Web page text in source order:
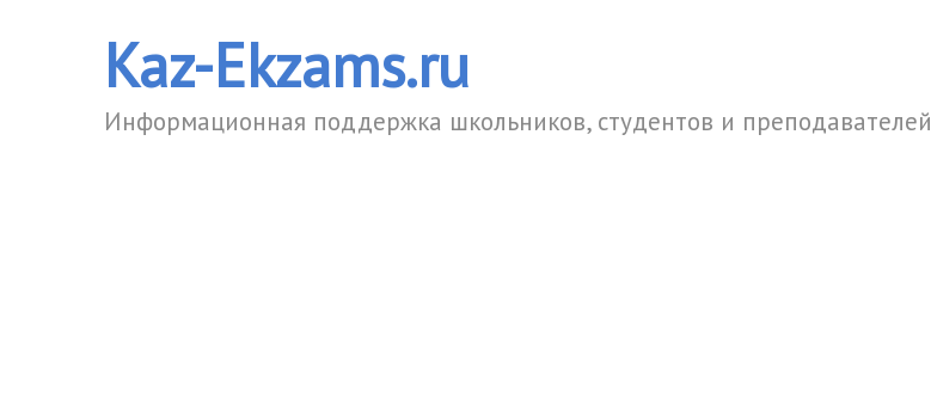
Kaz-Ekzams.ru
Информационная поддержка школьников, студентов и преподавателей